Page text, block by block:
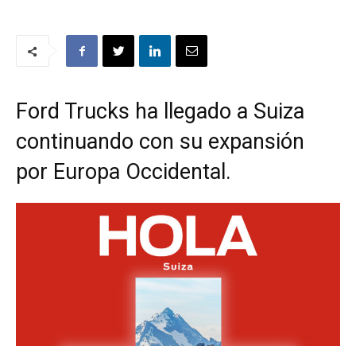
Ford Trucks ha llegado a Suiza
continuando con su expansión
por Europa Occidental.